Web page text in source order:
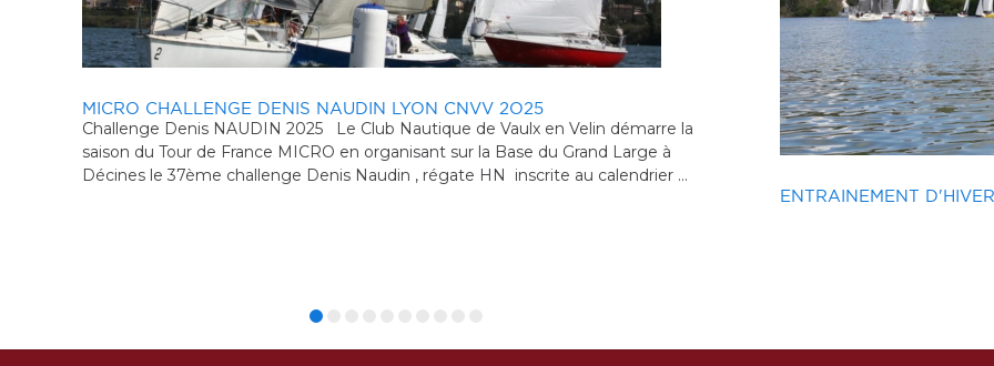
EURO MICRO ALSACE ACAL PLOBSHEIM
Cette année, l'Euro Micro revient en Alsace à Plobsheim.
DIOT'S CUP - SRV ANNECY -
RÉGATE DE LIGUE